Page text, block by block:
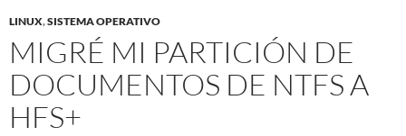
LINUX,SISTEMA OPERATIVO
MIGRÉ MI PARTICIÓN DE
DOCUMENTOS DE NTFS A
HFS+